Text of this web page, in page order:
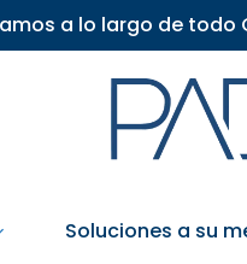
a lo largo de todo
Soluciones a su